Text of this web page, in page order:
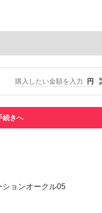
円
続きへ
ションオークル05